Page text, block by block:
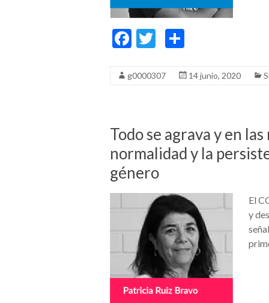
F
e
o
k
T
itt
m
ti
r
g0000307 14 junio, 2020
Todo se agrava y en
normalidad y la
género
El
y